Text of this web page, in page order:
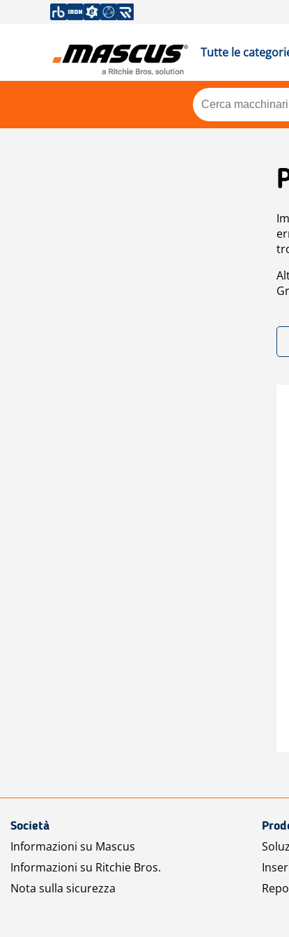
Tutte le
Società
Informazioni su Mascus
Informazioni su Ritchie Bros.
Nota sulla sicurezza